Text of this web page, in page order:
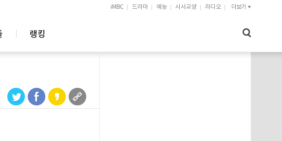
iMBC 드라마 예능 시사교양 라디오 더보기
랭킹